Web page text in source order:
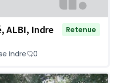
ALBI, Indre
Retenue
Indre 0